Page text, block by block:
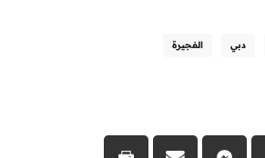
دبي الفجيرة